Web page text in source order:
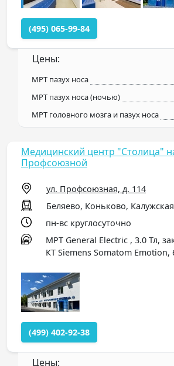
(495) 065-99-84
Цены:
МРТ пазух носа
МРТ пазух носа (ночью)
МРТ головного мозга и пазух носа
Медицинский центр "Столица"
Профсоюзной
ул. Профсоюзная, д. 114
Беляево, Коньково, Калужская
пн-вс круглосуточно
МРТ General Electric , 3.0 Тл,
КТ Siemens Somatom Emotion,
(499) 402-92-38
Цены: